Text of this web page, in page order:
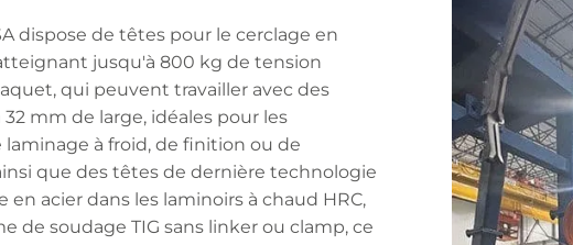
dispose de têtes pour le cerclage en
jusqu'à 800 kg de tension
qui peuvent travailler avec des
mm de large, idéales pour les
laminage à froid, de finition ou de
que des têtes de dernière technologie
en acier dans les laminoirs à chaud HRC,
de soudage TIG sans linker ou clamp, ce